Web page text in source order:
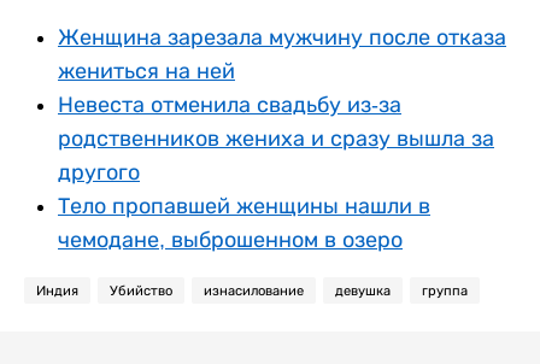
Женщина зарезала мужчину после отказа
жениться на ней
Невеста отменила свадьбу из-за
родственников жениха и сразу вышла за
другого
Тело пропавшей женщины нашли в
чемодане, выброшенном в озеро
Индия Убийство изнасилование девушка группа